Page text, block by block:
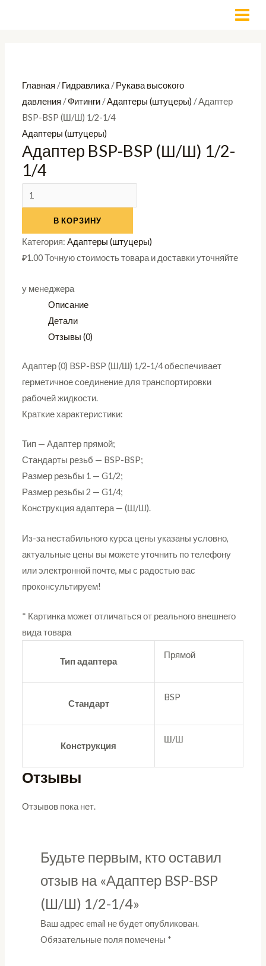
Главная /Гидравлика /Рукава высокого
давления /Фитинги /Адаптеры (штуцеры) / Адаптер
BSP-BSP (Ш/Ш) 1/2-1/4
Адаптеры (штуцеры)
Адаптер BSP-BSP (Ш/Ш) 1/2-
1/4
(Ш/
Ш)
1/2-
1/4
В КОРЗИНУ
Категория:Адаптеры (штуцеры)
₽1.00Точную стоимость товара и доставки уточняйте
у менеджера
Описание
Детали
Отзывы (0)
Адаптер (0) BSP-BSP (Ш/Ш) 1/2-1/4 обеспечивает
герметичное соединение для транспортировки
рабочей жидкости.
Краткие характеристики:
Тип — Адаптер прямой;
Стандарты резьб — BSP-BSP;
Размер резьбы 1 — G1/2;
Размер резьбы 2 — G1/4;
Конструкция адаптера — (Ш/Ш).
Из-за нестабильного курса цены указаны условно,
актуальные цены вы можете уточнить по телефону
или электронной почте, мы с радостью вас
проконсультируем!
* Картинка может отличаться от реального внешнего
вида товара
Тип адаптера
Прямой
Стандарт
BSP
Конструкция
Ш/Ш
Отзывы
Отзывов пока нет.
Будьте первым, кто оставил
отзыв на «Адаптер BSP-BSP
(Ш/Ш) 1/2-1/4»
Ваш адрес email не будет опубликован.
Обязательные поля помечены *